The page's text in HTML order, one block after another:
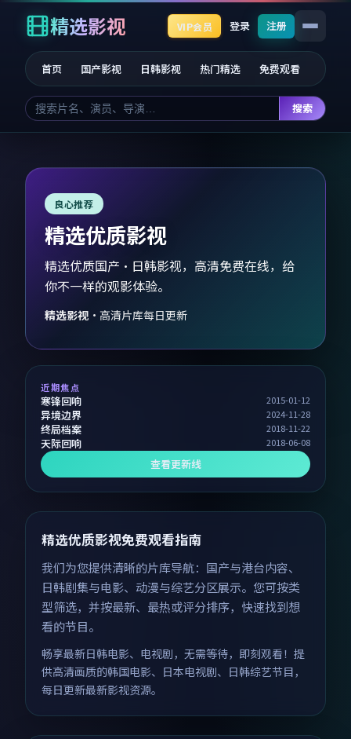
精选影视
首页 国产影视 日韩影视 热门精选 免费观看
搜索
VIP会员 登录 注册
良心推荐
精选优质影视
精选优质国产·日韩影视，高清免费在线，给
你不一样的观影体验。
精选影视 · 高清片库每日更新
近期焦点
寒锋回响 2015-01-12
异境边界 2024-11-28
终局档案 2018-11-22
天际回响 2018-06-08
查看更新线
精选优质影视免费观看指南
我们为您提供清晰的片库导航：国产与港台内容、
日韩剧集与电影、动漫与综艺分区展示。您可按类
型筛选，并按最新、最热或评分排序，快速找到想
看的节目。
畅享最新日韩电影、电视剧，无需等待，即刻观看！提
供高清画质的韩国电影、日本电视剧、日韩综艺节目，
每日更新最新影视资源。